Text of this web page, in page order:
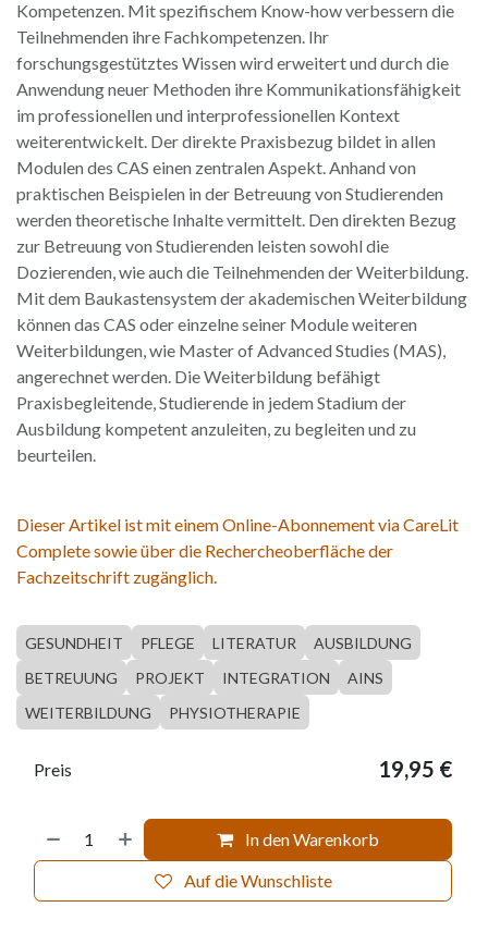
Kompetenzen. Mit spezifischem Know-how verbessern die
Teilnehmenden ihre Fachkompetenzen. Ihr
forschungsgestütztes Wissen wird erweitert und durch die
Anwendung neuer Methoden ihre Kommunikationsfähigkeit
im professionellen und interprofessionellen Kontext
weiterentwickelt. Der direkte Praxisbezug bildet in allen
Modulen des CAS einen zentralen Aspekt. Anhand von
praktischen Beispielen in der Betreuung von Studierenden
werden theoretische Inhalte vermittelt. Den direkten Bezug
zur Betreuung von Studierenden leisten sowohl die
Dozierenden, wie auch die Teilnehmenden der Weiterbildung.
Mit dem Baukastensystem der akademischen Weiterbildung
können das CAS oder einzelne seiner Module weiteren
Weiterbildungen, wie Master of Advanced Studies (MAS),
angerechnet werden. Die Weiterbildung befähigt
Praxisbegleitende, Studierende in jedem Stadium der
Ausbildung kompetent anzuleiten, zu begleiten und zu
beurteilen.
Dieser Artikel ist mit einem Online-Abonnement via CareLit
Complete sowie über die Rechercheoberfläche der
Fachzeitschrift zugänglich.
GESUNDHEIT PFLEGE LITERATUR
AUSBILDUNG
BETREUUNG
PROJEKT INTEGRATION
AINS
WEITERBILDUNG
PHYSIOTHERAPIE
In den Warenkorb
Auf die Wunschliste
Preis 19,95 €